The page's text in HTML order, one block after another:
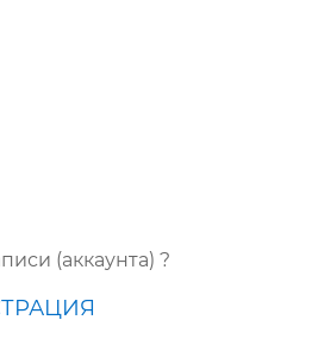
(аккаунта) ?